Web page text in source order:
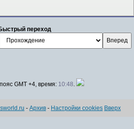
переход
GMT +4, время: 10:48.
- Архив - Настройки cookies Вверх